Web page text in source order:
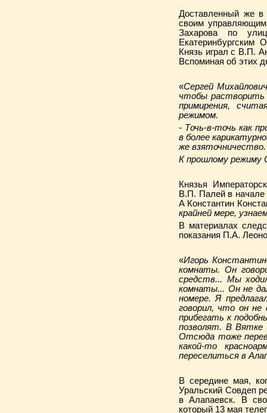
Доставленный же в
своим
Захарова по
Князь играл с В.П.
Вспоминая об этих
«Сергей
чтобы растворить
примирения,
режимом.
- Точь-в-точь как
в более
же взяточничество.
К прошлому режиму
Князья
В.П. Палей в
А Константин
крайней мере,
В материалах
показания П.А.
«Игорь
комнаты. Он
средств... Мы
комнаты... Он не
номере. Я
говорил, что он не
прибегать к
позволят. В Вятке
Отсюда тоже
какой-то
переселиться в
В середине мая,
Уральский Совдеп
в Алапаевск. В
который 13 мая